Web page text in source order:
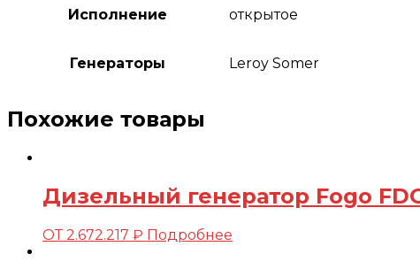
Исполнение открытое
Генераторы Leroy Somer
Похожие товары
Дизельный генератор Fogo
ОТ 2.672.217 ₽ Подробнее